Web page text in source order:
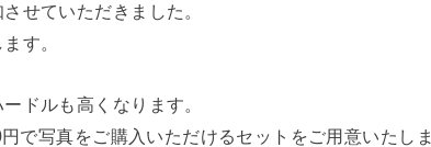
せていただきました。
す。
ドルも高くなります。
で写真をご購入いただけるセットをご用意いたしま